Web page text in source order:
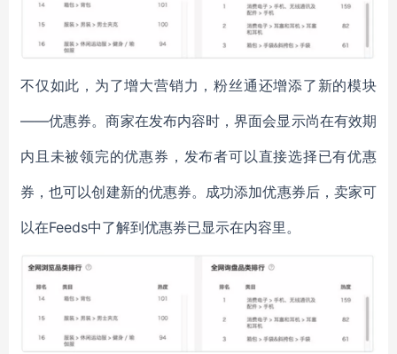
不仅如此，为了增大营销力，粉丝通还增添了新的模块
——优惠券。商家在发布内容时，界面会显示尚在有效期
内且未被领完的优惠券，发布者可以直接选择已有优惠
券，也可以创建新的优惠券。成功添加优惠券后，卖家可
以在Feeds中了解到优惠券已显示在内容里。